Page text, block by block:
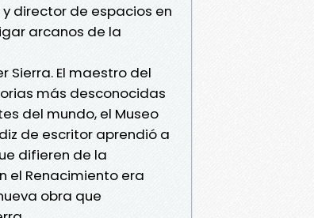
director de espacios en
arcanos de la
Sierra. El maestro del
más desconocidas
del mundo, el Museo
de escritor aprendió a
difieren de la
el Renacimiento era
obra que